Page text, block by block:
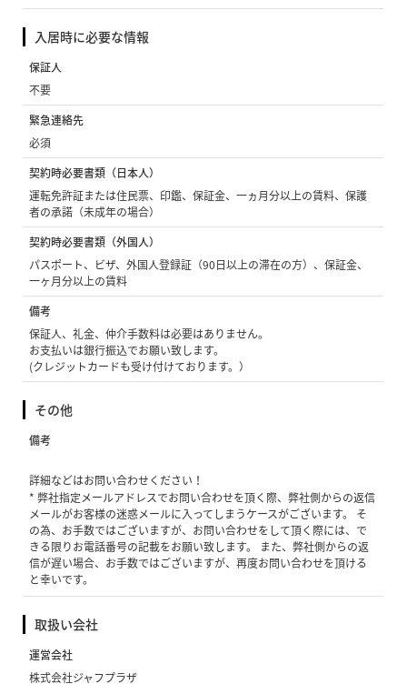
入居時に必要な情報
保証人
不要
緊急連絡先
必須
契約時必要書類（日本人）
運転免許証または住民票、印鑑、保証金、一ヵ月分以上の賃料、保護
者の承諾（未成年の場合）
契約時必要書類（外国人）
パスポート、ビザ、外国人登録証（90日以上の滞在の方）、保証金、
一ヶ月分以上の賃料
備考
保証人、礼金、仲介手数料は必要はありません。
お支払いは銀行振込でお願い致します。
(クレジットカードも受け付けております。）
その他
備考
詳細などはお問い合わせください！
* 弊社指定メールアドレスでお問い合わせを頂く際、弊社側からの返信
メールがお客様の迷惑メールに入ってしまうケースがございます。 そ
の為、お手数ではございますが、お問い合わせをして頂く際には、で
きる限りお電話番号の記載をお願い致します。 また、弊社側からの返
信が遅い場合、お手数ではございますが、再度お問い合わせを頂ける
と幸いです。
取扱い会社
運営会社
株式会社ジャフプラザ